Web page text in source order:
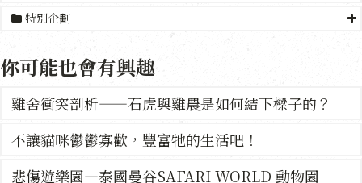
特別企劃
你可能也會有興趣
雞舍衝突剖析——石虎與雞農是如何結下樑子的？
不讓貓咪鬱鬱寡歡，豐富牠的生活吧！
悲傷遊樂園—泰國曼谷SAFARI WORLD 動物園